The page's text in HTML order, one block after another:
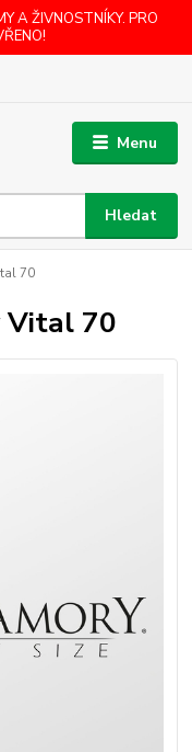
A ŽIVNOSTNÍKY. PRO
Menu
Hledat
70
Vital 70